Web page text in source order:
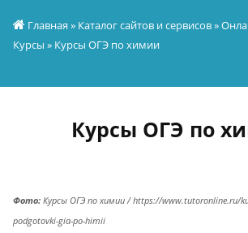
Главная » Каталог сайтов и сервисов»
Курсы » Курсы ОГЭ по химии
Курсы ОГЭ по
Фото:Курсы ОГЭ по химии / https://www.tutoronline.ru/
podgotovki-gia-po-himii